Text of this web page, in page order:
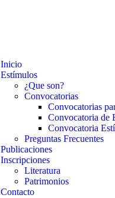
Inicio
Estímulos
¿Que son?
Convocatorias
Convocatorias
Convocatoria de
Convocatoria
Preguntas Frecuentes
Publicaciones
Inscripciones
Literatura
Patrimonios
Contacto